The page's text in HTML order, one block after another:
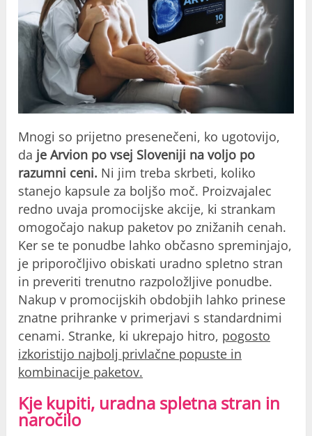
Mnogi so prijetno presenečeni, ko ugotovijo,
da je Arvion po vsej Sloveniji na voljo po
razumni ceni. Ni jim treba skrbeti, koliko
stanejo kapsule za boljšo moč. Proizvajalec
redno uvaja promocijske akcije, ki strankam
omogočajo nakup paketov po znižanih cenah.
Ker se te ponudbe lahko občasno spreminjajo,
je priporočljivo obiskati uradno spletno stran
in preveriti trenutno razpoložljive ponudbe.
Nakup v promocijskih obdobjih lahko prinese
znatne prihranke v primerjavi s standardnimi
cenami. Stranke, ki ukrepajo hitro, pogosto
izkoristijo najbolj privlačne popuste in
kombinacije paketov.
Kje kupiti, uradna spletna stran in
naročilo